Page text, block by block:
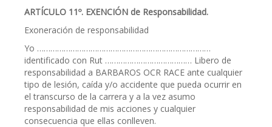
ARTÍCULO 11º. EXENCIÓN de Responsabilidad.
Exoneración de responsabilidad
Yo ……………………………………………………………………
identificado con Rut ………………………………… Libero de
responsabilidad a BARBAROS OCR RACE ante cualquier
tipo de lesión, caída y/o accidente que pueda ocurrir en
el transcurso de la carrera y a la vez asumo
responsabilidad de mis acciones y cualquier
consecuencia que ellas conlleven.